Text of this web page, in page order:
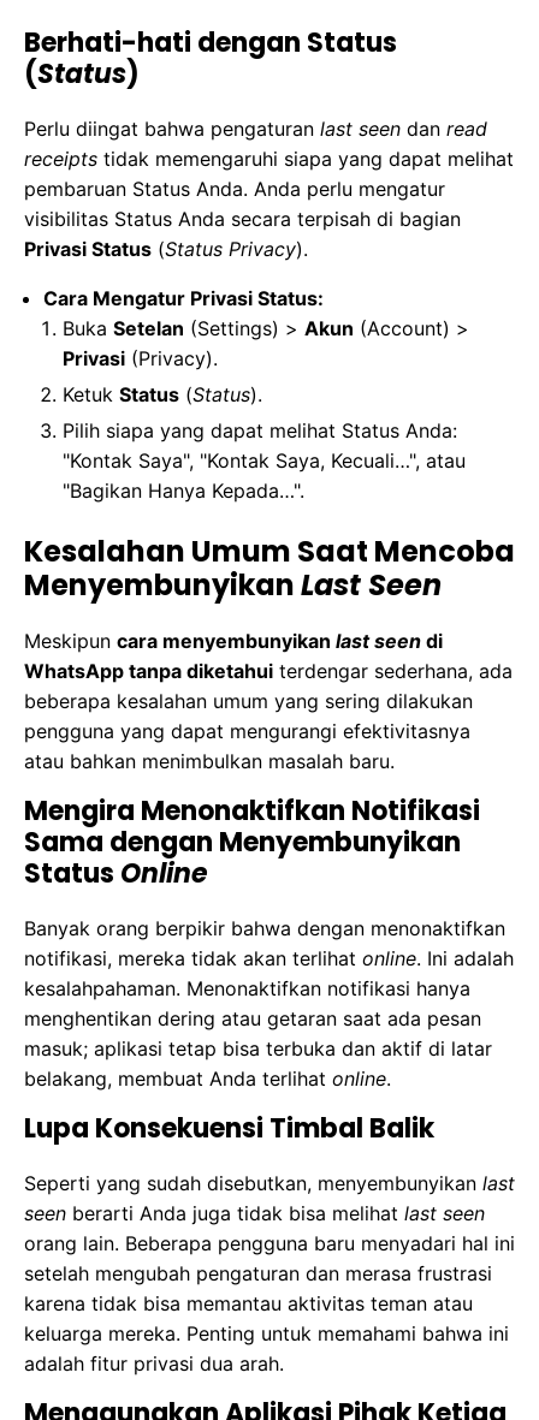
Berhati-hati dengan Status
(Status)
Perlu diingat bahwa pengaturan last seen dan read
receipts tidak memengaruhi siapa yang dapat melihat
pembaruan Status Anda. Anda perlu mengatur
visibilitas Status Anda secara terpisah di bagian
Privasi Status (Status Privacy).
Cara Mengatur Privasi Status:
Buka Setelan (Settings) > Akun (Account) >
Privasi (Privacy).
Ketuk Status (Status).
Pilih siapa yang dapat melihat Status Anda:
"Kontak Saya", "Kontak Saya, Kecuali…", atau
"Bagikan Hanya Kepada…".
Kesalahan Umum Saat Mencoba
MenyembunyikanLast Seen
Meskipun cara menyembunyikan last seen di
WhatsApp tanpa diketahui terdengar sederhana, ada
beberapa kesalahan umum yang sering dilakukan
pengguna yang dapat mengurangi efektivitasnya
atau bahkan menimbulkan masalah baru.
Mengira Menonaktifkan Notifikasi
Sama dengan Menyembunyikan
Status Online
Banyak orang berpikir bahwa dengan menonaktifkan
notifikasi, mereka tidak akan terlihat online. Ini adalah
kesalahpahaman. Menonaktifkan notifikasi hanya
menghentikan dering atau getaran saat ada pesan
masuk; aplikasi tetap bisa terbuka dan aktif di latar
belakang, membuat Anda terlihat online.
Lupa Konsekuensi Timbal Balik
Seperti yang sudah disebutkan, menyembunyikan last
seen berarti Anda juga tidak bisa melihat last seen
orang lain. Beberapa pengguna baru menyadari hal ini
setelah mengubah pengaturan dan merasa frustrasi
karena tidak bisa memantau aktivitas teman atau
keluarga mereka. Penting untuk memahami bahwa ini
adalah fitur privasi dua arah.